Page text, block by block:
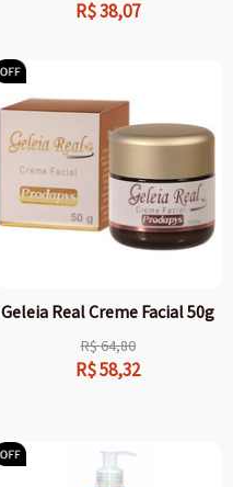
R$38,07
Geleia Real Creme Facial 50g
R$64,80
R$58,32